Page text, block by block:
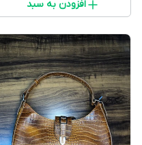
افزودن به سبد